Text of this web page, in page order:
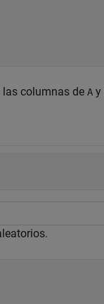
las columnas de A y